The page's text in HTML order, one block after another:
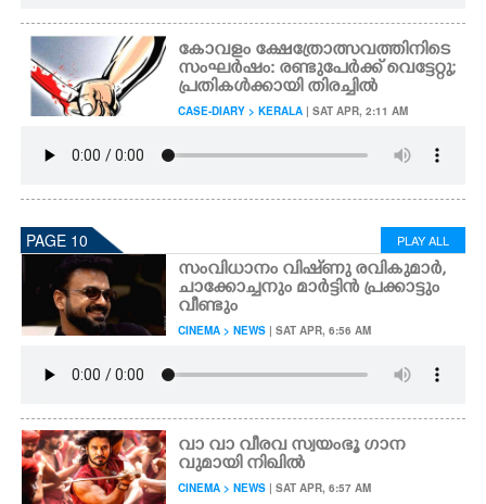
കോവളം ക്ഷേത്രോത്സവത്തിനിടെ
സംഘർഷം: രണ്ടുപേർക്ക് വെട്ടേറ്റു;
പ്രതികൾക്കായി തിരച്ചിൽ
CASE-DIARY > KERALA | SAT APR, 2:11 AM
PAGE 10 PLAY ALL
സംവിധാനം വിഷ്‌ണു രവികുമാർ,
ചാക്കോച്ചനും മാർട്ടിൻ പ്രക്കാട്ടും
വീണ്ടും
CINEMA > NEWS | SAT APR, 6:56 AM
വാ വാ വീരവ സ്വയംഭൂ ഗാന
വുമായി നിഖിൽ
CINEMA > NEWS | SAT APR, 6:57 AM